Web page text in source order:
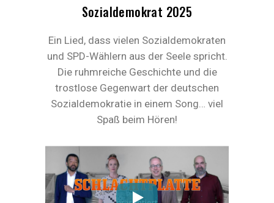
Sozialdemokrat 2025
Ein Lied, dass vielen Sozialdemokraten
und SPD-Wählern aus der Seele spricht.
Die ruhmreiche Geschichte und die
trostlose Gegenwart der deutschen
Sozialdemokratie in einem Song… viel
Spaß beim Hören!